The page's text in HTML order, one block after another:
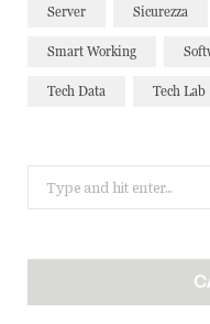
Server Sicurezza
Smart Working
Tech Data Tech Lab
for: